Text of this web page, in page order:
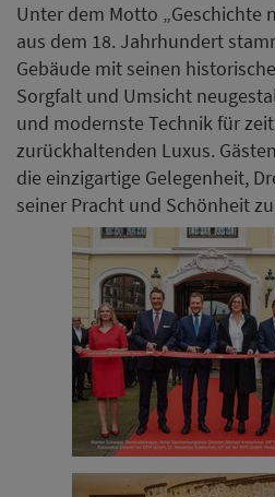
Unter dem Motto „Geschichte
aus dem 18. Jahrhundert
Gebäude mit seinen
Sorgfalt und Umsicht
und modernste Technik für
zurückhaltenden Luxus.
die einzigartige Gelegenheit,
seiner Pracht und Schönheit